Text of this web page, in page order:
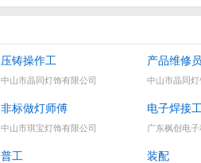
压铸操作工
中山市晶同灯饰有限公司
产品维修
中山市晶同
非标做灯师傅
中山市琪宝灯饰有限公司
电子焊接
广东枫创电
普工 装配